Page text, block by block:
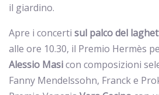
il giardino.
Apre i concerti sul palco del
alle ore 10.30, il Premio Hermès
Alessio Masicon composizioni
Fanny Mendelssohn, Franck e